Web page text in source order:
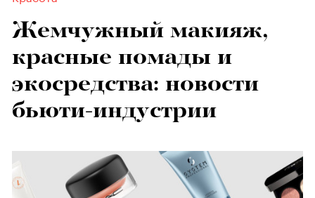
Жемчужный макияж,
красные помады и
экосредства: новости
бьюти-индустрии